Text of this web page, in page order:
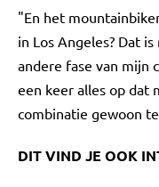
"En het
in Los Angeles? Dat
andere fase van mijn
een keer alles op dat
combinatie gewoon
DIT VIND JE OOK